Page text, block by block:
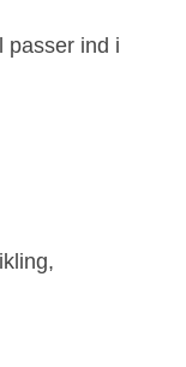
passer ind i